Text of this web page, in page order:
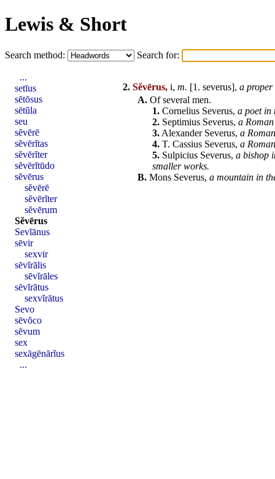
Lewis & Short
Search method: Search for:
2. Sĕvērus, i, m. [1. severus], a proper
A. Of several men.
1. Cornelius Severus, a poet in
2. Septimius Severus, a Roman
3. Alexander Severus, a Roman
4. T. Cassius Severus, a Roman
5. Sulpicius Severus, a bishop
smaller works.
B. Mons Severus, a mountain in
...
setīus
sētōsus
sētŭla
seu
sĕvērē
sĕvērĭtas
sĕvērĭter
sĕvērĭtūdo
sĕvērus
sĕvērē
sĕvērĭter
sĕvērum
Sĕvērus
Sevĭānus
sēvir
sexvir
sēvĭrālis
sēvĭrāles
sēvĭrātus
sexvĭrātus
Sevo
sēvŏco
sēvum
sex
sexāgēnārĭus
...